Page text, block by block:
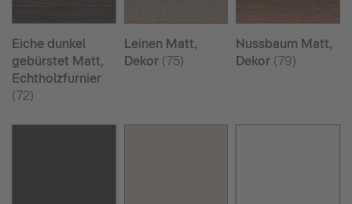
Eiche dunkel
gebürstet Matt,
Echtholzfurnier
(72)
Leinen Matt,
Dekor(75)
Nussbaum Matt,
Dekor (79)